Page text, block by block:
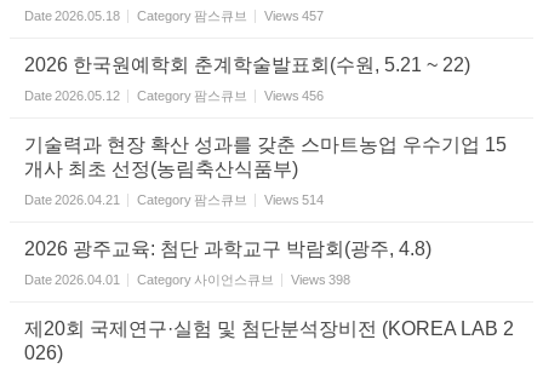
Date2026.05.18 Category 팜스큐브 Views 457
2026 한국원예학회 춘계학술발표회(수원, 5.21 ~ 22)
Date2026.05.12 Category 팜스큐브 Views 456
기술력과 현장 확산 성과를 갖춘 스마트농업 우수기업 15
개사 최초 선정(농림축산식품부)
Date2026.04.21 Category 팜스큐브 Views 514
2026 광주교육: 첨단 과학교구 박람회(광주, 4.8)
Date2026.04.01 Category 사이언스큐브 Views 398
제20회 국제연구·실험 및 첨단분석장비전 (KOREA LAB 2
026)